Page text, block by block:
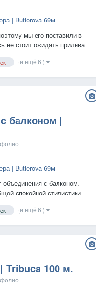
| Butlerova 69м
мы его поставили в
не стоит ожидать прилива
но это и не нужно
благополучие в семье.
(и ещё 6 )
балконом |
| Butlerova 69м
с балконом.
спокойной стилистики
Элементы огня (детали
энергию ребенка в
(и ещё 6 )
Tribuca 100 м.